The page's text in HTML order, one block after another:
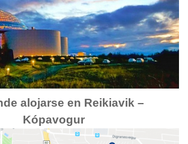
alojarse en Reikiavik –
Kópavogur